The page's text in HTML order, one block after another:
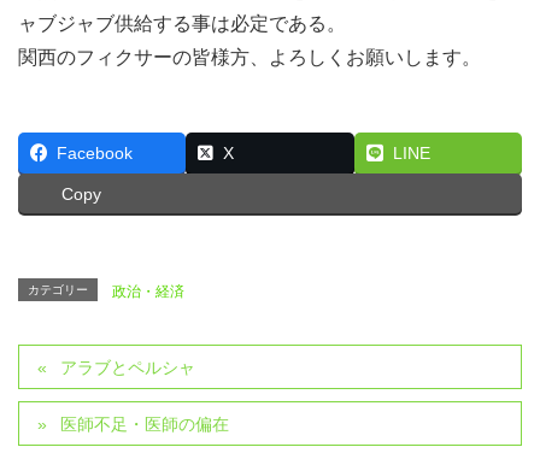
ャブジャブ供給する事は必定である。
関西のフィクサーの皆様方、よろしくお願いします。
Facebook X LINE
Copy
カテゴリー 政治・経済
アラブとペルシャ
医師不足・医師の偏在